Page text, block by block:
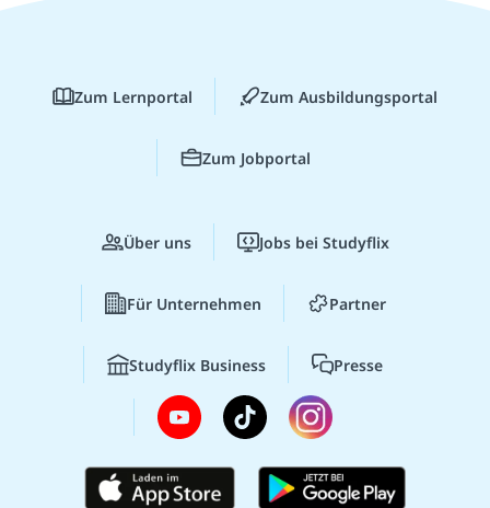
Zum Lernportal Zum Ausbildungsportal
Zum Jobportal
Über uns Jobs bei Studyflix
Für Unternehmen Partner
Studyflix Business Presse